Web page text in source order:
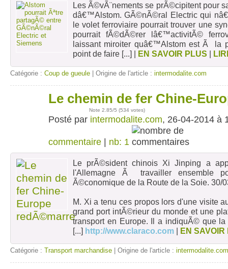
Les Ã©vÃ¨nements se prÃ©cipitent pour
dâ€™Alstom. GÃ©nÃ©ral Electric qui
le volet ferroviaire pourrait trouver une
pourrait fÃ©dÃ©rer lâ€™activitÃ©
laissant miroiter quâ€™Alstom est Ã la
point de faire [...] | EN SAVOIR PLUS |
Catégorie : Coup de gueule | Origine de l'article : intermodalite.com
Le chemin de fer Chine-
Note 2.85/5 (534 votes)
Posté par intermodalite.com, 26-04-2014 à
commentaire | nb: 1
Le prÃ©sident chinois Xi Jinping a
l'Allemagne Ã travailler ensemble
Ã©conomique de la Route de la Soie. 30/
M. Xi a tenu ces propos lors d'une visite
grand port intÃ©rieur du monde et une
transport en Europe. Il a indiquÃ© que
[...] http://www.claraco.com | EN SAVOIR
Catégorie : Transport marchandise | Origine de l'article : intermodalite.com